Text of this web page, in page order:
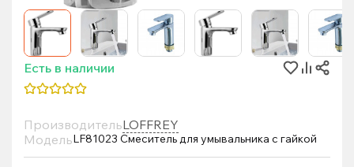
Есть в наличии
ПроизводительLOFFREY
МодельLF81023 Смеситель для умывальника с гайкой